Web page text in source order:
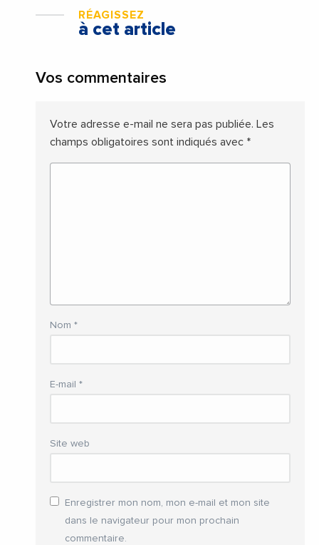
RÉAGISSEZ
à cet article
Vos commentaires
Votre adresse e-mail ne sera pas publiée. Les
champs obligatoires sont indiqués avec *
Nom *
E-mail *
Site web
Enregistrer mon nom, mon e-mail et mon site
dans le navigateur pour mon prochain
commentaire.